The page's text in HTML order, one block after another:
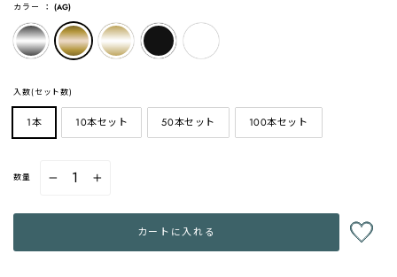
カラー ： (AG)
入数(セット数)
1本 10本セット 50本セット 100本セット
数量
+
カートに入れる